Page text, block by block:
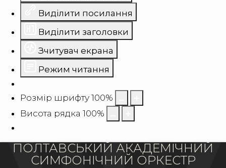
Виділити посилання
Виділити заголовки
Зчитувач екрана
Режим читання
Розмір шрифту 100%
Висота рядка 100%
ПОЛТАВСЬКИЙ АКАДЕМІЧНИЙ
СИМФОНІЧНИЙ ОРКЕСТР